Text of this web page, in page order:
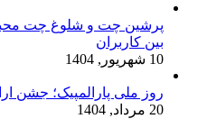
پرشین چت و شلوغ چت
بین کاربران
10 شهریور, 1404
روز ملی پارالمپیک؛ جشن
20 مرداد, 1404